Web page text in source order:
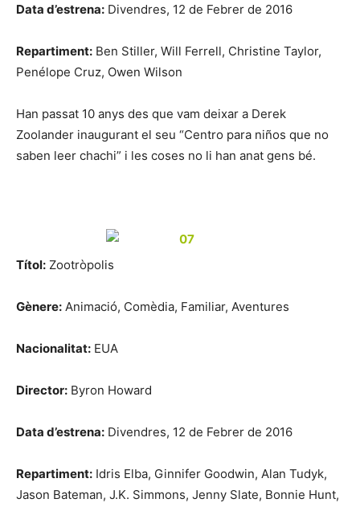
Data d’estrena: Divendres, 12 de Febrer de 2016
Repartiment: Ben Stiller, Will Ferrell, Christine Taylor,
Penélope Cruz, Owen Wilson
Han passat 10 anys des que vam deixar a Derek
Zoolander inaugurant el seu “Centro para niños que no
saben leer chachi” i les coses no li han anat gens bé.
Títol: Zootròpolis
Gènere: Animació, Comèdia, Familiar, Aventures
Nacionalitat: EUA
Director: Byron Howard
Data d’estrena: Divendres, 12 de Febrer de 2016
Repartiment: Idris Elba, Ginnifer Goodwin, Alan Tudyk,
Jason Bateman, J.K. Simmons, Jenny Slate, Bonnie Hunt,